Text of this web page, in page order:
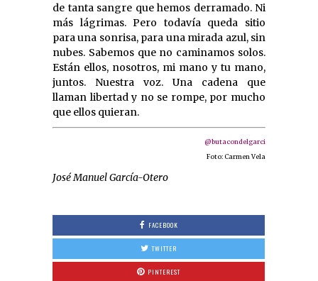
de tanta sangre que hemos derramado. Ni
más lágrimas. Pero todavía queda sitio
para una sonrisa, para una mirada azul, sin
nubes. Sabemos que no caminamos solos.
Están ellos, nosotros, mi mano y tu mano,
juntos. Nuestra voz. Una cadena que
llaman libertad y no se rompe, por mucho
que ellos quieran.
@butacondelgarci
Foto: Carmen Vela
José Manuel García-Otero
FACEBOOK
TWITTER
PINTEREST